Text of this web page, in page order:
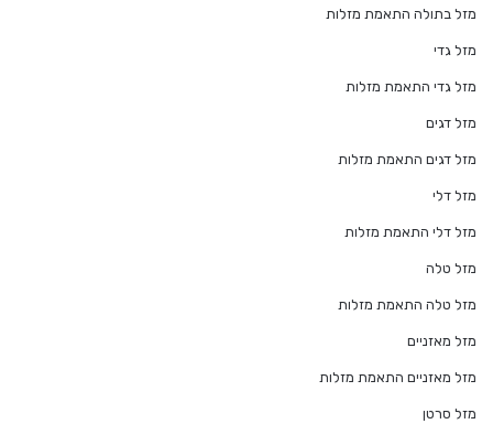
מזל בתולה התאמת מזלות
מזל גדי
מזל גדי התאמת מזלות
מזל דגים
מזל דגים התאמת מזלות
מזל דלי
מזל דלי התאמת מזלות
מזל טלה
מזל טלה התאמת מזלות
מזל מאזניים
מזל מאזניים התאמת מזלות
מזל סרטן